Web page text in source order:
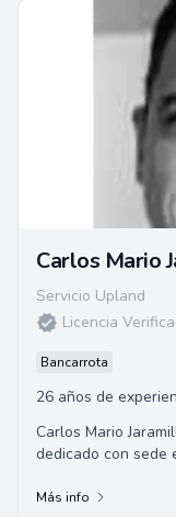
Carlos Mario
Servicio Upland
Licencia
Bancarrota
26 años de
Carlos Mario
dedicado con sede
Más info